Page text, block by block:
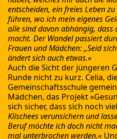
entscheiden, ein freies Leben
führen, wo ich mein eigenes
alle sind davon abhängig, dass
macht. Der Wandel passiert
Frauen und Mädchen: „Seid
ändert sich auch etwas.«
Auch die Sicht der jüngeren
Runde nicht zu kurz. Celia,
Gemeinschaftsschule
Mädchen, das Projekt
sich sicher, dass sich noch
Klischees verunsichern und
Beruf möchte ich doch nicht
mal unterbrochen werden.«